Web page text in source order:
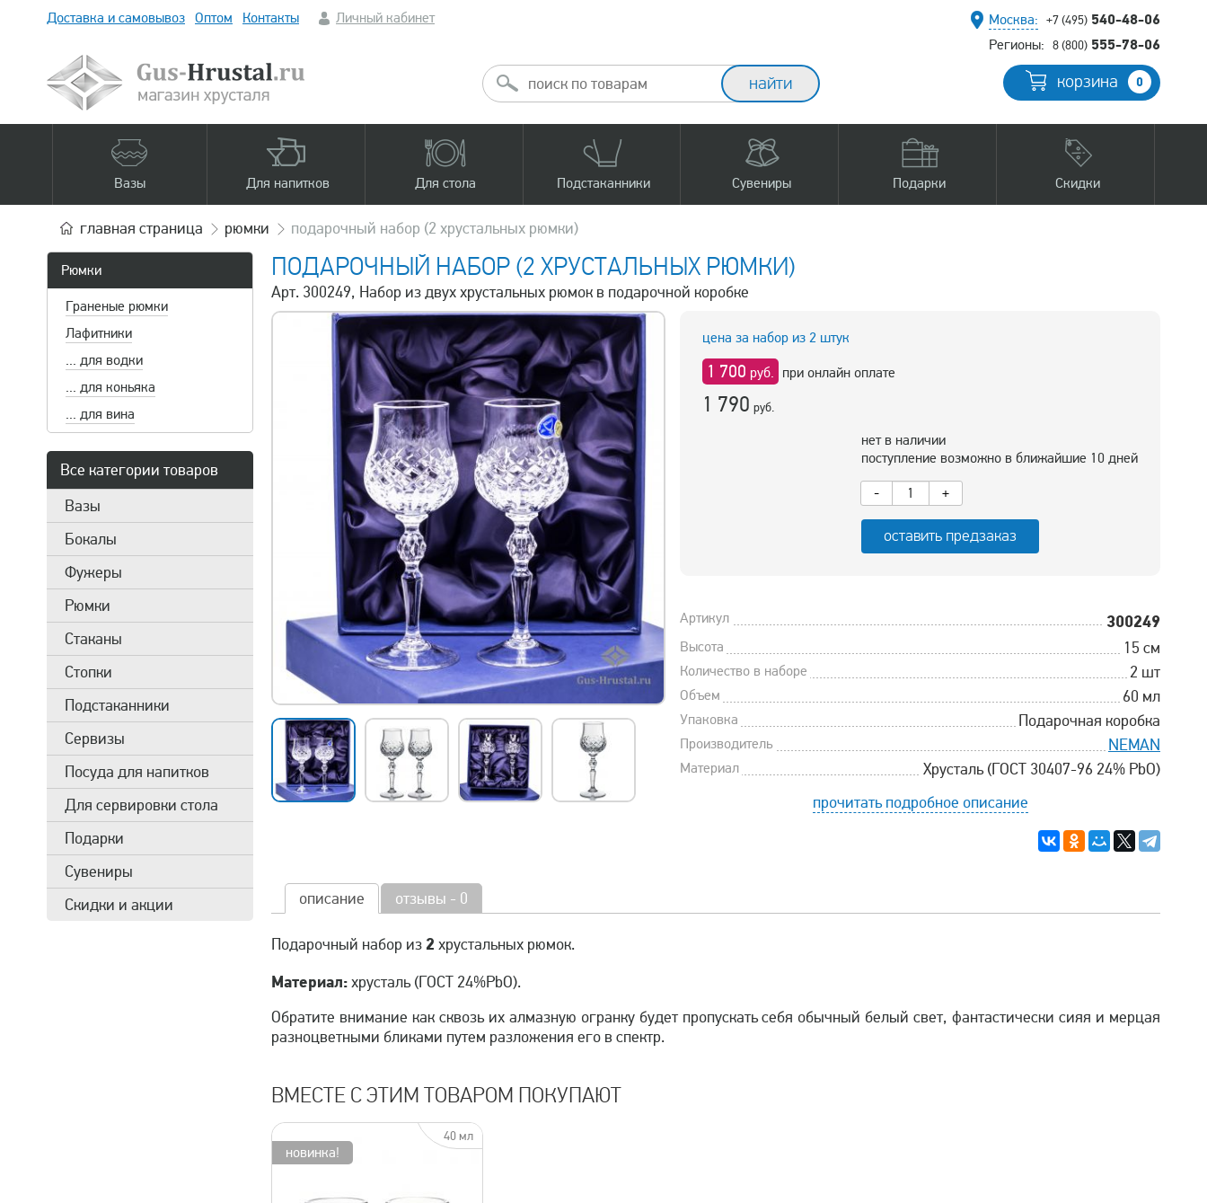
Доставка и самовывоз Оптом Контакты Личный кабинет Москва: +7 (495) 540-48-06
Регионы: 8 (800) 555-78-06
корзина 0
Вазы Для напитков Для стола Подстаканники Сувениры Подарки Скидки
главная страница рюмки подарочный набор (2 хрустальных рюмки)
Рюмки
Граненые рюмки
Лафитники
... для водки
... для коньяка
... для вина
Все категории товаров
Вазы
Бокалы
Фужеры
Рюмки
Стаканы
Стопки
Подстаканники
Сервизы
Посуда для напитков
Для сервировки стола
Подарки
Сувениры
Скидки и акции
ПОДАРОЧНЫЙ НАБОР (2 ХРУСТАЛЬНЫХ РЮМКИ)
Арт. 300249, Набор из двух хрустальных рюмок в подарочной коробке
цена за набор из 2 штук
1 700 руб. при онлайн оплате
1 790 руб.
нет в наличии
поступление возможно в ближайшие 10 дней
-
+
оставить предзаказ
Артикул 300249
Высота 15 см
Количество в наборе 2 шт
Объем 60 мл
Упаковка Подарочная коробка
Производитель NEMAN
Материал
Хрусталь (ГОСТ 30407-96 24% PbO)
прочитать подробное описание
описание отзывы - 0
Подарочный набор из 2 хрустальных рюмок.
Материал:хрусталь (ГОСТ 24%PbO).
Обратите внимание как сквозь их алмазную огранку будет пропускать себя обычный белый свет, фантастически сияя и мерцая
разноцветными бликами путем разложения его в спектр.
ВМЕСТЕ С ЭТИМ ТОВАРОМ ПОКУПАЮТ
новинка!
40 мл